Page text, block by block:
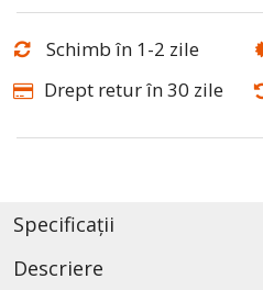
Schimb în 1-2 zile
Drept retur în 30 zile
Specificații
Descriere